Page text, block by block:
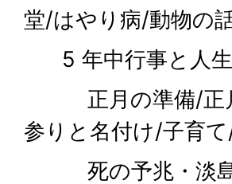
堂/はやり病/動物の
5 年中行事と人
正月の準備/正月/
参りと名付け/子育
死の予兆・淡島